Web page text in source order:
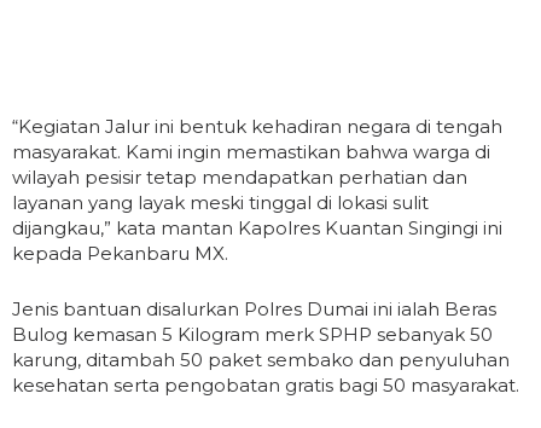
“Kegiatan Jalur ini bentuk kehadiran negara di tengah
masyarakat. Kami ingin memastikan bahwa warga di
wilayah pesisir tetap mendapatkan perhatian dan
layanan yang layak meski tinggal di lokasi sulit
dijangkau,” kata mantan Kapolres Kuantan Singingi ini
kepada Pekanbaru MX.
Jenis bantuan disalurkan Polres Dumai ini ialah Beras
Bulog kemasan 5 Kilogram merk SPHP sebanyak 50
karung, ditambah 50 paket sembako dan penyuluhan
kesehatan serta pengobatan gratis bagi 50 masyarakat.